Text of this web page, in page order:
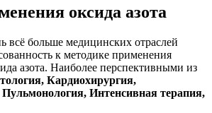
оксида азота
всё больше медицинских отраслей
к методике применения
азота. Наиболее перспективными из
Кардиохирургия,
Интенсивная терапия,